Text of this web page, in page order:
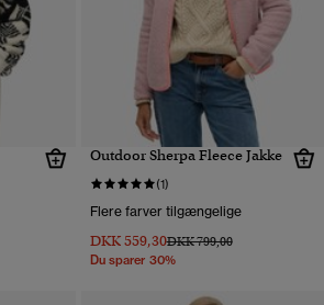
Outdoor Sherpa Fleece Jakke
(1)
Flere farver tilgængelige
DKK 559,30Pris nedsat fra
DKK 799,00til
Du sparer 30%